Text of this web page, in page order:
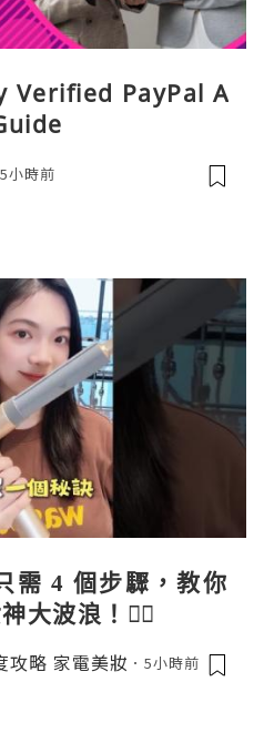
Verified PayPal A
5小時前
需 4 個步驟，教你
大波浪！💇‍♀️
略 家電美妝 5小時前